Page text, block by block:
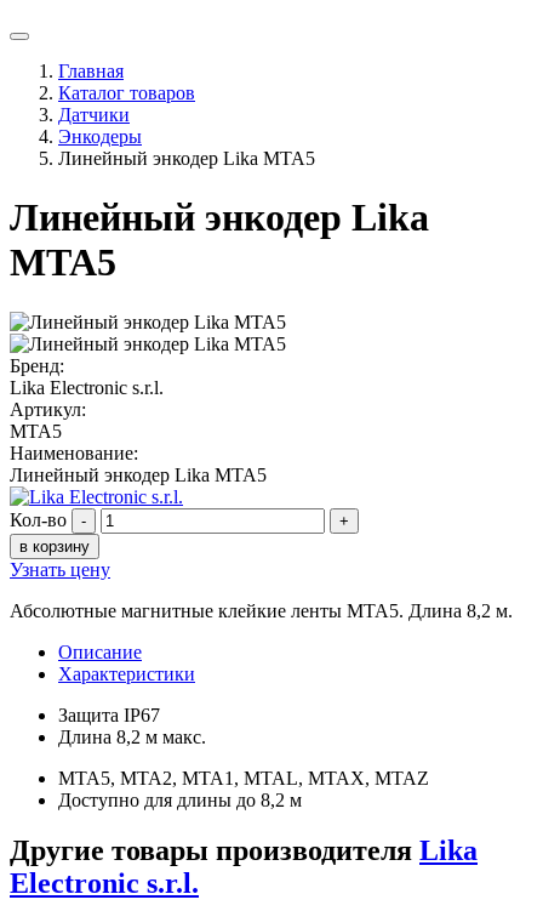
Главная
Каталог товаров
Датчики
Энкодеры
Линейный энкодер Lika MTA5
Линейный энкодер Lika
MTA5
Бренд:
Lika Electronic s.r.l.
Артикул:
MTA5
Наименование:
Линейный энкодер Lika MTA5
Кол-во -
+
в корзину
Узнать цену
Абсолютные магнитные клейкие ленты MTA5. Длина 8,2 м.
Описание
Характеристики
Защита IP67
Длина 8,2 м макс.
MTA5, MTA2, MTA1, MTAL, MTAX, MTAZ
Доступно для длины до 8,2 м
Другие товары производителя Lika
Electronic s.r.l.